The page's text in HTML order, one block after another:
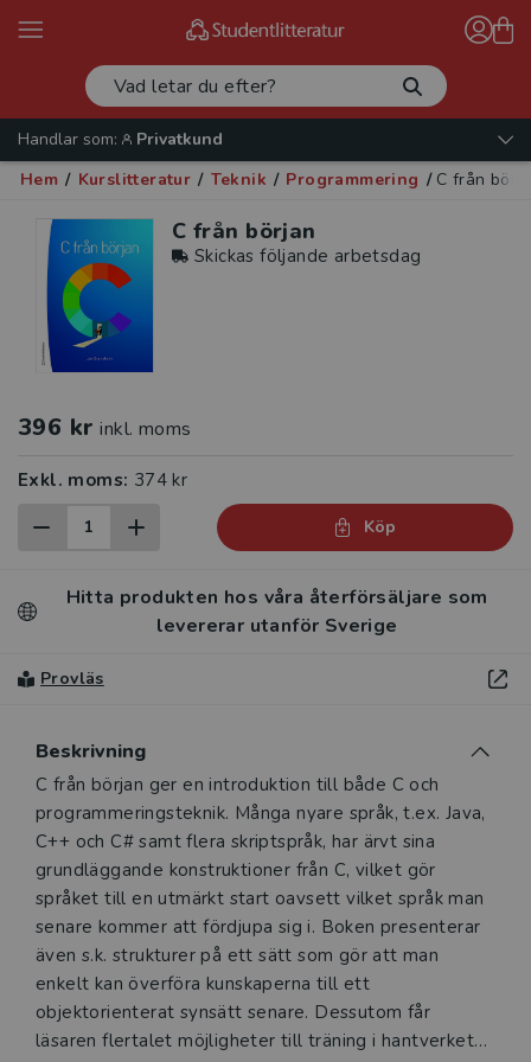
Handlar som:
Privatkund
Hem / Kurslitteratur / Teknik / Programmering / C från
C från början
Skickas följande arbetsdag
396 kr inkl. moms
Exkl. moms: 374 kr
Köp
Hitta produkten hos våra återförsäljare som
levererar utanför Sverige
Provläs
Beskrivning
Beskrivning
C från början ger en introduktion till både C och
programmeringsteknik. Många nyare språk, t.ex. Java,
C++ och C# samt flera skriptspråk, har ärvt sina
grundläggande konstruktioner från C, vilket gör
språket till en utmärkt start oavsett vilket språk man
senare kommer att fördjupa sig i. Boken presenterar
även s.k. strukturer på ett sätt som gör att man
enkelt kan överföra kunskaperna till ett
objektorienterat synsätt senare. Dessutom får
läsaren flertalet möjligheter till träning i hantverket